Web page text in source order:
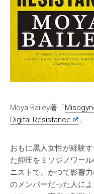
Moya Bailey著「
Digital Resistance
」
おもに黒人女性が経験
た抑圧をミソジノワー
ニストで、かつて影響
のメンバーだった人に